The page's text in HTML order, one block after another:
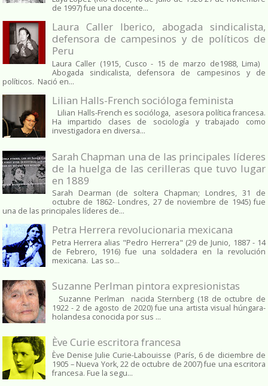
de 1997) fue una docente...
Laura Caller Iberico, abogada sindicalista,
defensora de campesinos y de políticos de
Peru
Laura Caller (1915, Cusco - 15 de marzo de1988, Lima)
Abogada sindicalista, defensora de campesinos y de
políticos. Nació en...
Lilian Halls-French socióloga feminista
Lilian Halls-French es socióloga, asesora política francesa.
Ha impartido clases de sociología y trabajado como
investigadora en diversa...
Sarah Chapman una de las principales líderes
de la huelga de las cerilleras que tuvo lugar
en 1889
Sarah Dearman (de soltera Chapman; Londres, 31 de
octubre de 1862​- Londres, 27 de noviembre de 1945)​ fue
una de las principales líderes de...
Petra Herrera revolucionaria mexicana
Petra Herrera alias "Pedro Herrera" (29 de Junio, 1887 - 14
de Febrero, 1916) fue una soldadera en la revolución
mexicana. Las so...
Suzanne Perlman pintora expresionistas
Suzanne Perlman nacida Sternberg (18 de octubre de
1922 - 2 de agosto de 2020) fue una artista visual húngara-
holandesa conocida por sus ...
Ève Curie escritora francesa
Ève Denise Julie Curie-Labouisse (París, 6 de diciembre de
1905 – Nueva York, 22 de octubre de 2007) fue una escritora
francesa. Fue la segu...